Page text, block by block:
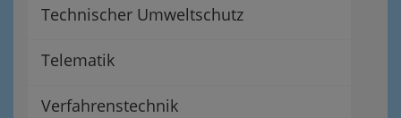
Technischer Umweltschutz
Telematik
Verfahrenstechnik